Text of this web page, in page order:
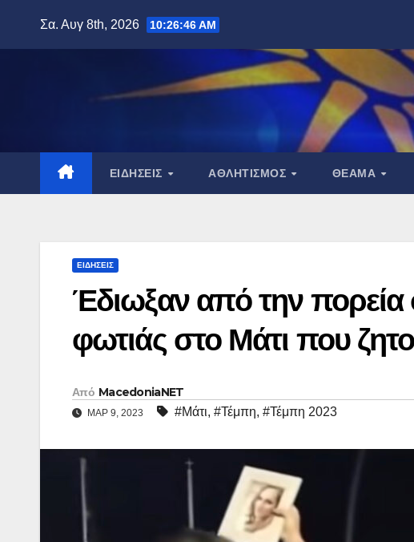
Σα. Αυγ 8th, 2026 10:26:47 AM
ΕΙΔΉΣΕΙΣ ΑΘΛΗΤΙΣΜΌΣ ΘΈΑΜΑ
ΕΙΔΉΣΕΙΣ
Έδιωξαν από την πορεία
φωτιάς στο Μάτι που
Από MacedoniaNET
ΜΑΡ 9, 2023 #Μάτι, #Τέμπη, #Τέμπη 2023